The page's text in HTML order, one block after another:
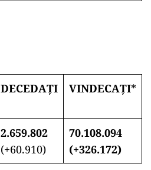
DECEDAȚI VINDECAȚI*
2.659.802
(+60.910)
70.108.094
(+326.172)